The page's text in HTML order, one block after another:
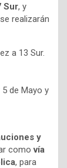
Sur, y
realizarán
a 13 Sur.
5 de Mayo y
y
comovía
, para